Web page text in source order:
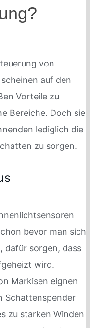
von
auf den
Vorteile zu
Bereiche. Doch sie
lediglich die
zu sorgen.
bevor man sich
dafür sorgen, dass
wird.
Markisen eignen
Schattenspender
zu starken Winden